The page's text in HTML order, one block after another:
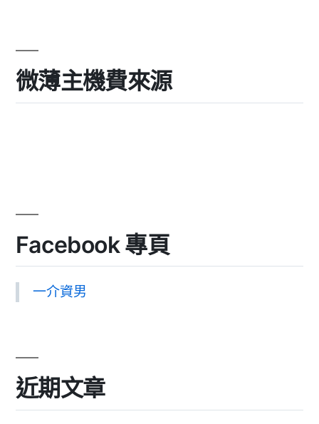
微薄主機費來源
Facebook 專頁
一介資男
近期文章